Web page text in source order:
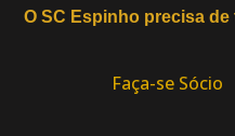
O SC Espinho precisa de
Faça-se Sócio